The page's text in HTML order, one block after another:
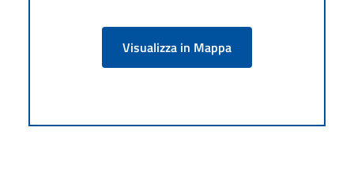
Visualizza in Mappa